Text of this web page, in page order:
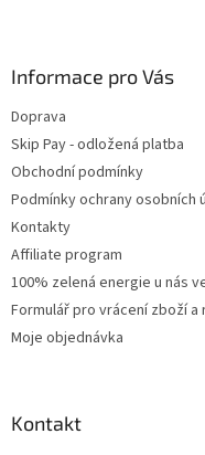
Informace pro Vás
Doprava
Skip Pay - odložená platba
Obchodní podmínky
Podmínky ochrany osobních
Kontakty
Affiliate program
100% zelená energie u nás
Formulář pro vrácení zboží a
Moje objednávka
Kontakt